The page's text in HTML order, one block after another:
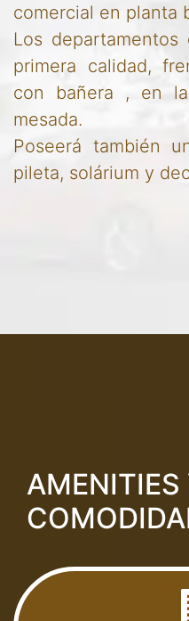
comercial en planta
Los
primera calidad,
con bañera , en
mesada.
Poseerá también
pileta, solárium y
AMENITIES